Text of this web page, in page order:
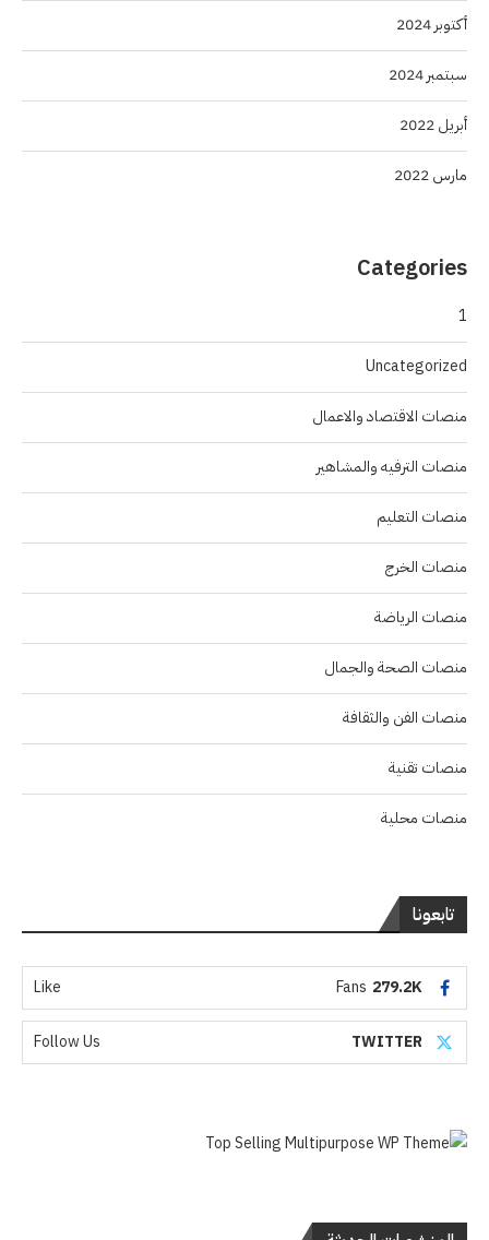
أكتوبر 2024
سبتمبر 2024
أبريل 2022
مارس 2022
Categories
1
Uncategorized
منصات الاقتصاد والاعمال
منصات الترفيه والمشاهير
منصات التعليم
منصات الخرج
منصات الرياضة
منصات الصحة والجمال
منصات الفن والثقافة
منصات تقنية
منصات محلية
تابعونا
279.2K
Fans
Like
TWITTER
Follow Us